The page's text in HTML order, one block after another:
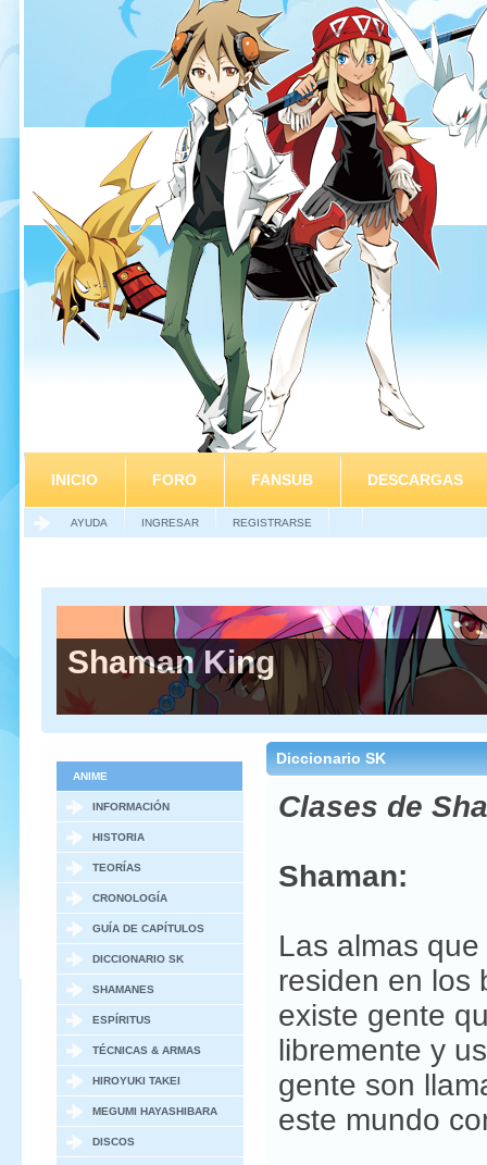
INICIO FORO FANSUB DESCARGAS
AYUDA INGRESAR REGISTRARSE
Shaman King
ANIME
INFORMACIÓN
GENERAL
HISTORIA
TEORÍAS
CRONOLOGÍA
GUÍA DE CAPÍTULOS
DICCIONARIO SK
SHAMANES
ESPÍRITUS
TÉCNICAS & ARMAS
HIROYUKI TAKEI
MEGUMI HAYASHIBARA
DISCOS
Diccionario SK
Clases de
Shaman:
Las almas
residen en los
existe gente
libremente y
gente son
este mundo